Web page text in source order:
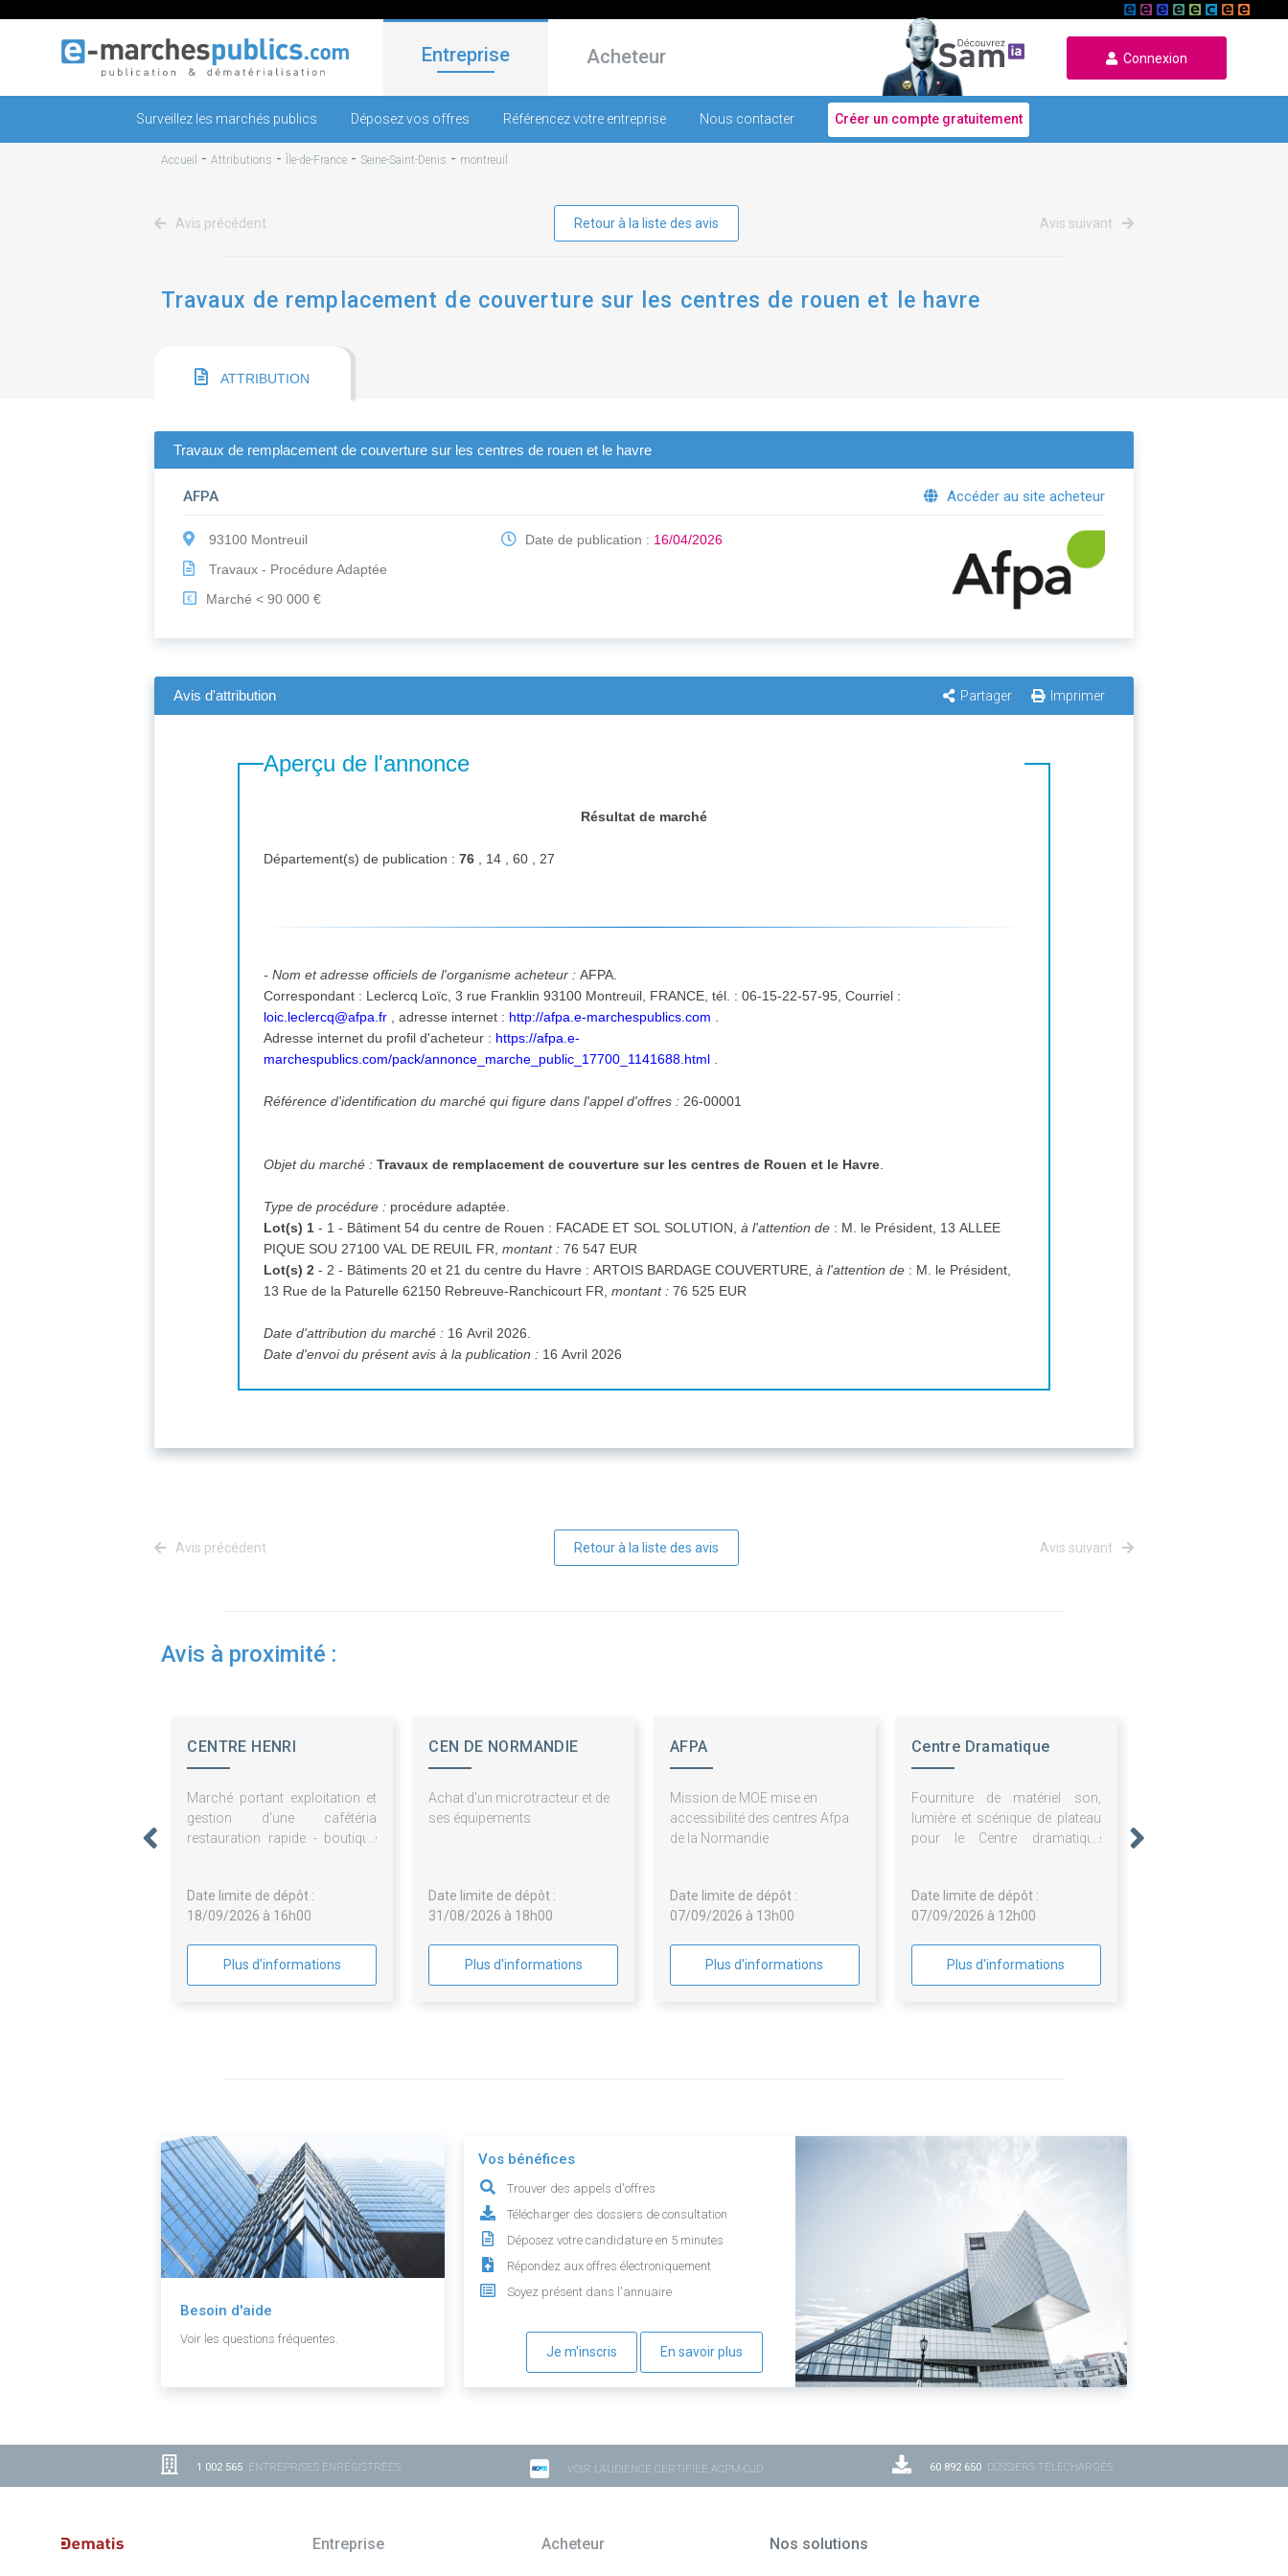
Entreprise Acheteur Connexion
Surveillez les marchés publics Déposez vos offres Référencez votre entreprise Nous contacter Créer un compte gratuitement
Accueil - Attributions - Île-de-France - Seine-Saint-Denis - montreuil
Avis précédent Retour à la liste des avis Avis suivant
Travaux de remplacement de couverture sur les centres de rouen et le havre
ATTRIBUTION
Travaux de remplacement de couverture sur les centres de rouen et le havre
AFPA Accéder au site acheteur
93100 Montreuil
Travaux - Procédure Adaptée
€ Marché < 90 000 €
Date de publication : 16/04/2026
Avis d'attribution Partager Imprimer
Aperçu de l'annonce
Résultat de marché
Département(s) de publication :76 , 14 , 60 , 27
- Nom et adresse officiels de l'organisme acheteur :AFPA.
Correspondant : Leclercq Loïc, 3 rue Franklin 93100 Montreuil, FRANCE, tél. : 06-15-22-57-95,Courriel :
loic.leclercq@afpa.fr ,adresse internet : http://afpa.e-marchespublics.com .
Adresse internet du profil d'acheteur : https://afpa.e-
marchespublics.com/pack/annonce_marche_public_17700_1141688.html .
Référence d'identification du marché qui figure dans l'appel d'offres :26-00001
Objet du marché :Travaux de remplacement de couverture sur les centres de Rouen et le Havre.
Type de procédure : procédure adaptée.
Lot(s) 1 - 1 - Bâtiment 54 du centre de Rouen : FACADE ET SOL SOLUTION,à l'attention de : M. le Président, 13 ALLEE
PIQUE SOU 27100 VAL DE REUIL FR,montant :76 547 EUR
Lot(s) 2 - 2 - Bâtiments 20 et 21 du centre du Havre : ARTOIS BARDAGE COUVERTURE,à l'attention de : M. le Président,
13 Rue de la Paturelle 62150 Rebreuve-Ranchicourt FR,montant :76 525 EUR
Date d'attribution du marché : 16 Avril 2026.
Date d'envoi du présent avis à la publication : 16 Avril 2026
Avis précédent Retour à la liste des avis Avis suivant
Avis à proximité :
CENTRE HENRI
Marché portant exploitation et
gestion d'une cafétéria
restauration rapide - boutique
confiseries - pauses café -
fontaines à eau - prestations de
Becquerel
Date limite de dépôt :
18/09/2026 à 16h00
Plus d'informations
CEN DE NORMANDIE
Achat d'un microtracteur et de
ses équipements
Date limite de dépôt :
31/08/2026 à 18h00
Plus d'informations
AFPA
Mission de MOE mise en
accessibilité des centres Afpa
de la Normandie
Date limite de dépôt :
07/09/2026 à 13h00
Plus d'informations
Centre Dramatique
Fourniture de matériel son,
lumière et scénique de plateau
pour le Centre dramatique
Date limite de dépôt :
07/09/2026 à 12h00
Plus d'informations
Besoin d'aide
Voir les questions fréquentes.
Vos bénéfices
Trouver des appels d'offres
Télécharger des dossiers de consultation
Déposez votre candidature en 5 minutes
Répondez aux offres électroniquement
Soyez présent dans l'annuaire
Je m'inscris En savoir plus
1 002 565 ENTREPRISES ENREGISTRÉES VOIR L'AUDIENCE CERTIFIÉE ACPM-OJD 60 892 650 DOSSIERS TÉLÉCHARGÉS
Entreprise Acheteur Nos solutions